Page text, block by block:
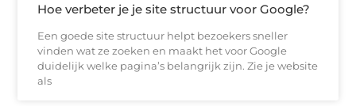
Hoe verbeter je je site structuur voor Google?
Een goede site structuur helpt bezoekers sneller
vinden wat ze zoeken en maakt het voor Google
duidelijk welke pagina’s belangrijk zijn. Zie je website
als